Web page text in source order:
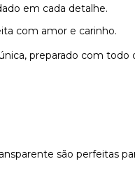
em cada detalhe.
com amor e carinho.
preparado com
são perfeitas